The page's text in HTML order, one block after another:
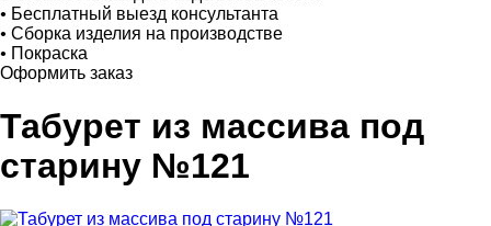
• Бесплатный выезд консультанта
• Сборка изделия на производстве
• Покраска
Оформить заказ
Табурет из массива под
старину №121